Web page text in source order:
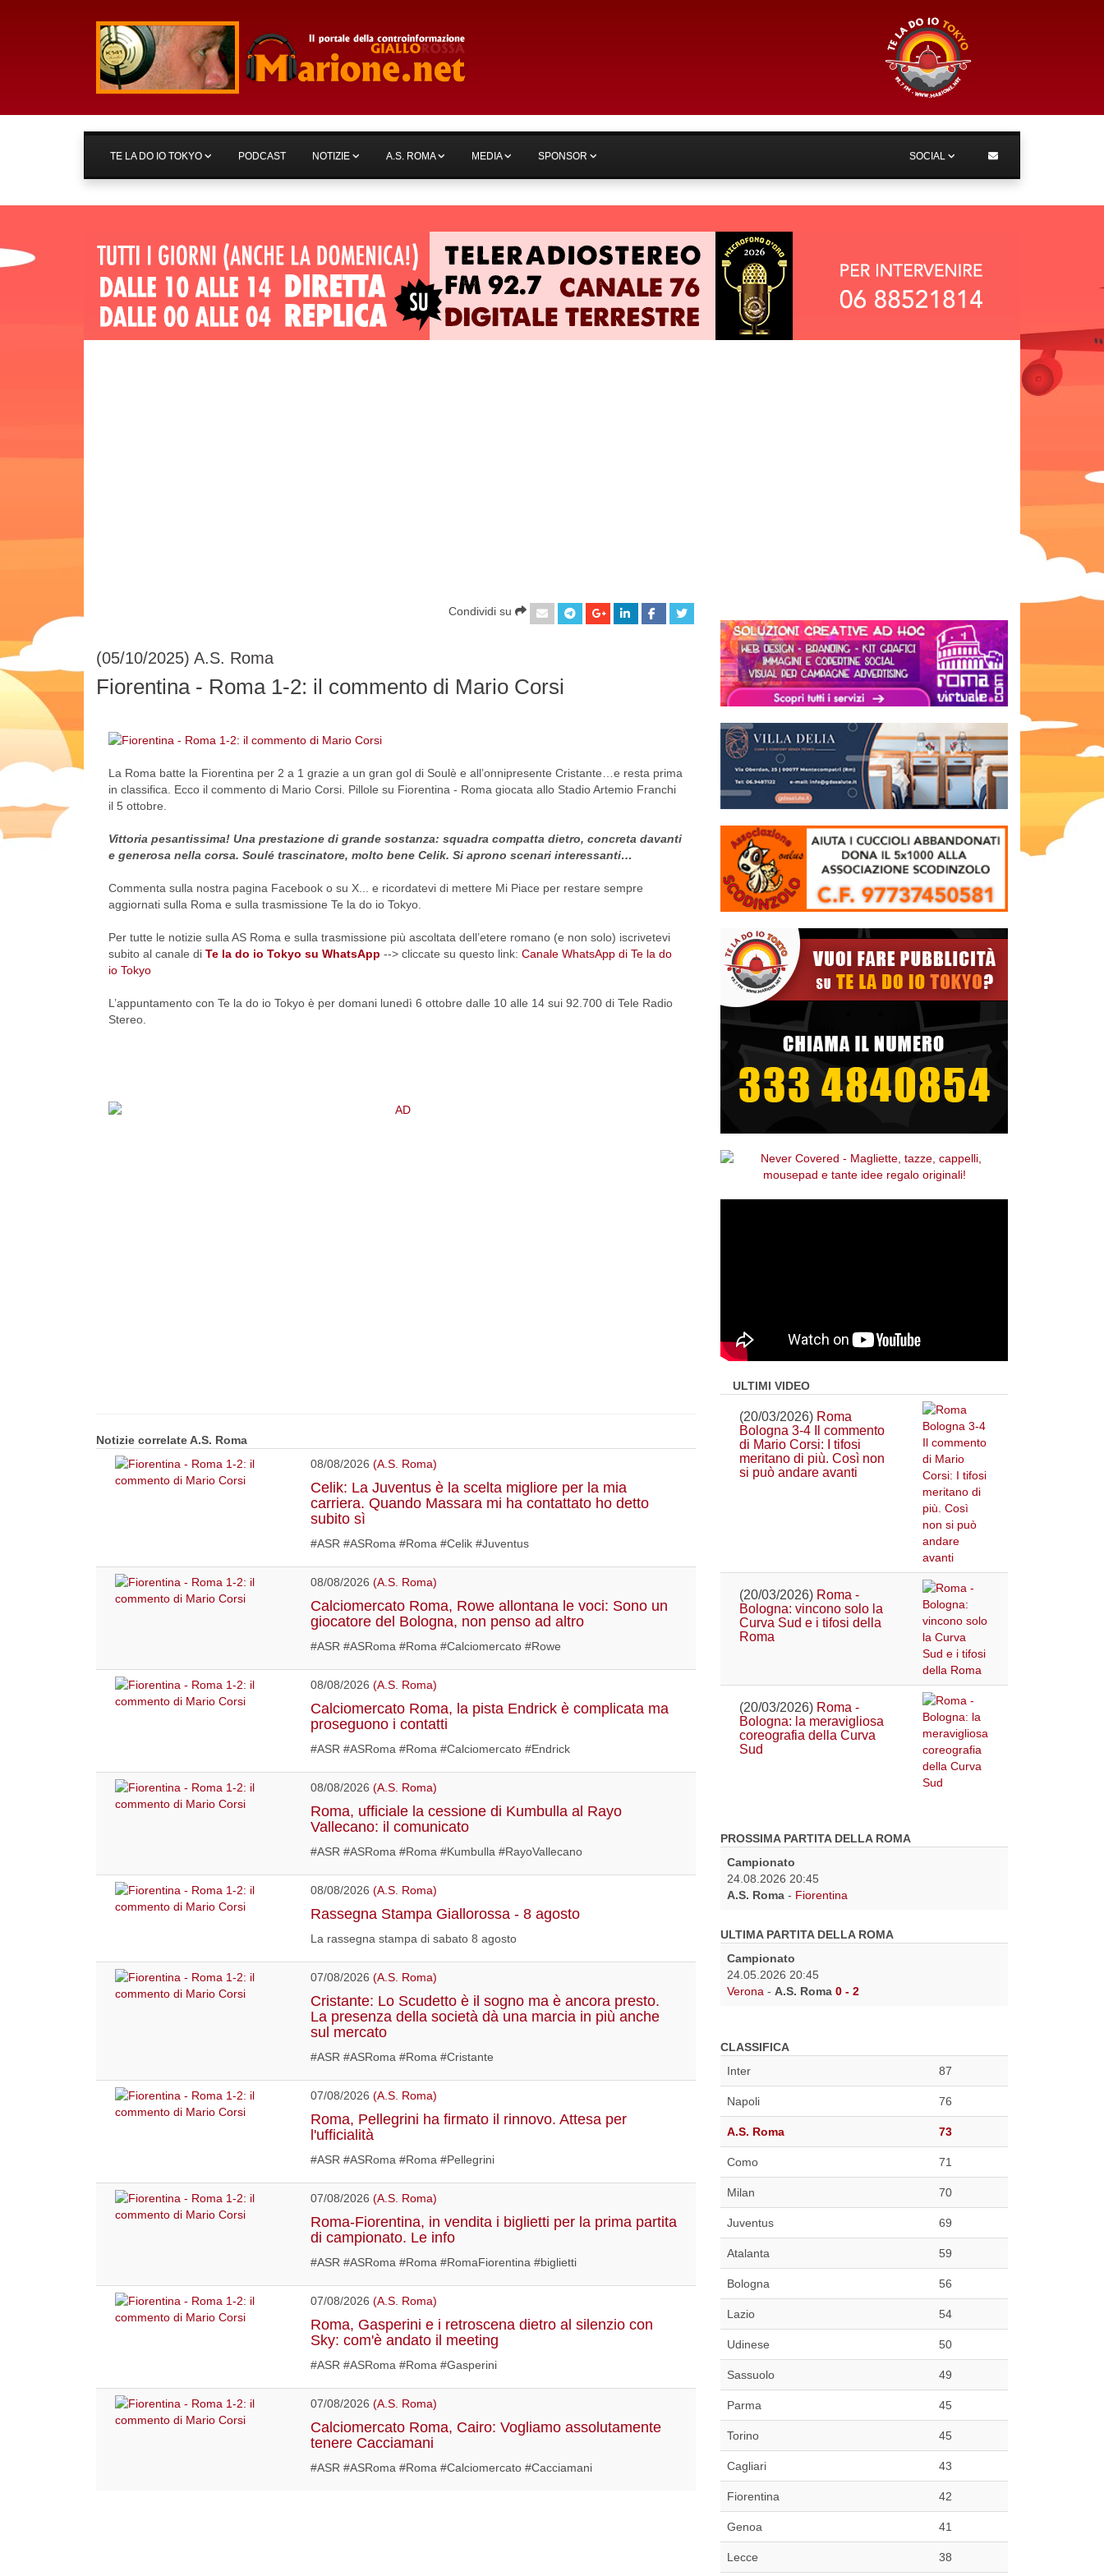
TE LA DO IO TOKYO PODCAST NOTIZIE A.S. ROMA MEDIA SPONSOR SOCIAL
Condividi su
(05/10/2025) A.S. Roma
Fiorentina - Roma 1-2: il commento di Mario Corsi
La Roma batte la Fiorentina per 2 a 1 grazie a un gran gol di Soulè e all’onnipresente Cristante…e resta prima
in classifica. Ecco il commento di Mario Corsi. Pillole su Fiorentina - Roma giocata allo Stadio Artemio Franchi
il 5 ottobre.
Vittoria pesantissima! Una prestazione di grande sostanza: squadra compatta dietro, concreta davanti
e generosa nella corsa. Soulé trascinatore, molto bene Celik. Si aprono scenari interessanti…
Commenta sulla nostra pagina Facebook o su X... e ricordatevi di mettere Mi Piace per restare sempre
aggiornati sulla Roma e sulla trasmissione Te la do io Tokyo.
Per tutte le notizie sulla AS Roma e sulla trasmissione più ascoltata dell’etere romano (e non solo) iscrivetevi
subito al canale di Te la do io Tokyo su WhatsApp --> cliccate su questo link: Canale WhatsApp di Te la do
io Tokyo
L’appuntamento con Te la do io Tokyo è per domani lunedì 6 ottobre dalle 10 alle 14 sui 92.700 di Tele Radio
Stereo.
Notizie correlate A.S. Roma
08/08/2026 (A.S. Roma)
Celik: La Juventus è la scelta migliore per la mia
carriera. Quando Massara mi ha contattato ho detto
subito sì
#ASR #ASRoma #Roma #Celik #Juventus
08/08/2026 (A.S. Roma)
Calciomercato Roma, Rowe allontana le voci: Sono un
giocatore del Bologna, non penso ad altro
#ASR #ASRoma #Roma #Calciomercato #Rowe
08/08/2026 (A.S. Roma)
Calciomercato Roma, la pista Endrick è complicata ma
proseguono i contatti
#ASR #ASRoma #Roma #Calciomercato #Endrick
08/08/2026 (A.S. Roma)
Roma, ufficiale la cessione di Kumbulla al Rayo
Vallecano: il comunicato
#ASR #ASRoma #Roma #Kumbulla #RayoVallecano
08/08/2026 (A.S. Roma)
Rassegna Stampa Giallorossa - 8 agosto
La rassegna stampa di sabato 8 agosto
07/08/2026 (A.S. Roma)
Cristante: Lo Scudetto è il sogno ma è ancora presto.
La presenza della società dà una marcia in più anche
sul mercato
#ASR #ASRoma #Roma #Cristante
07/08/2026 (A.S. Roma)
Roma, Pellegrini ha firmato il rinnovo. Attesa per
l'ufficialità
#ASR #ASRoma #Roma #Pellegrini
07/08/2026 (A.S. Roma)
Roma-Fiorentina, in vendita i biglietti per la prima partita
di campionato. Le info
#ASR #ASRoma #Roma #RomaFiorentina #biglietti
07/08/2026 (A.S. Roma)
Roma, Gasperini e i retroscena dietro al silenzio con
Sky: com'è andato il meeting
#ASR #ASRoma #Roma #Gasperini
07/08/2026 (A.S. Roma)
Calciomercato Roma, Cairo: Vogliamo assolutamente
tenere Cacciamani
#ASR #ASRoma #Roma #Calciomercato #Cacciamani
ULTIMI VIDEO
(20/03/2026) Roma
Bologna 3-4 Il commento
di Mario Corsi: I tifosi
meritano di più. Così non
si può andare avanti
(20/03/2026) Roma -
Bologna: vincono solo la
Curva Sud e i tifosi della
Roma
(20/03/2026) Roma -
Bologna: la meravigliosa
coreografia della Curva
Sud
PROSSIMA PARTITA DELLA ROMA
Campionato
24.08.2026 20:45
A.S. Roma - Fiorentina
ULTIMA PARTITA DELLA ROMA
Campionato
24.05.2026 20:45
Verona - A.S. Roma 0 - 2
CLASSIFICA
Inter
87
Napoli 76
A.S. Roma 73
Como 71
Milan 70
Juventus 69
Atalanta 59
Bologna 56
Lazio 54
Udinese 50
Sassuolo 49
Parma 45
Torino 45
Cagliari 43
Fiorentina 42
Genoa 41
Lecce 38